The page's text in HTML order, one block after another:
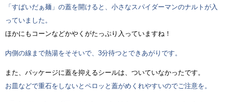
「すぱいだぁ麺」の蓋を開けると、小さなスパイダーマンのナルトが入
っていました。
ほかにもコーンなどかやくがたっぷり入っていますね！
内側の線まで熱湯をそそいで、3分待つとできあがりです。
また、パッケージに蓋を抑えるシールは、ついていなかったです。
お皿などで重石をしないとペロッと蓋がめくれやすいのでご注意を。